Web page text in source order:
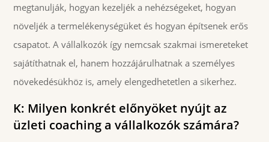
megtanulják, hogyan kezeljék a nehézségeket, hogyan
növeljék a termelékenységüket és hogyan építsenek erős
csapatot. A vállalkozók így nemcsak szakmai ismereteket
sajátíthatnak el, hanem hozzájárulhatnak a személyes
növekedésükhöz is, amely elengedhetetlen a sikerhez.
K: Milyen konkrét előnyöket nyújt az
üzleti coaching a vállalkozók számára?